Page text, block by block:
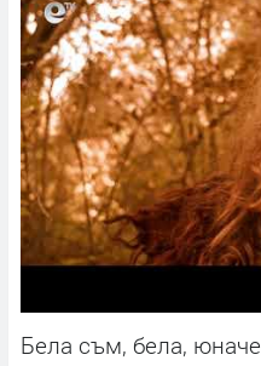
Бела съм, бела, юначе